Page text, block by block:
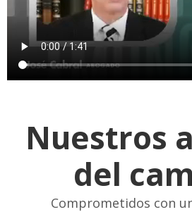
Nuestros
del
Comprometidos con